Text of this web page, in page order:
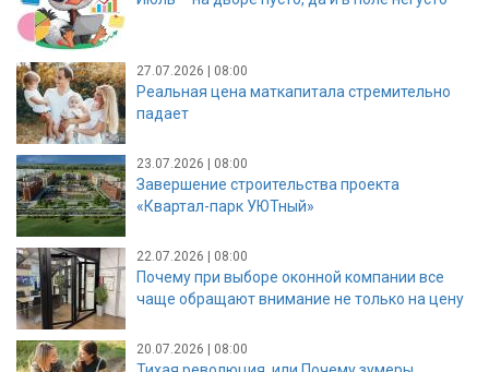
27.07.2026 | 08:00
Реальная цена маткапитала стремительно
падает
23.07.2026 | 08:00
Завершение строительства проекта
«Квартал-парк УЮТный»
22.07.2026 | 08:00
Почему при выборе оконной компании все
чаще обращают внимание не только на цену
20.07.2026 | 08:00